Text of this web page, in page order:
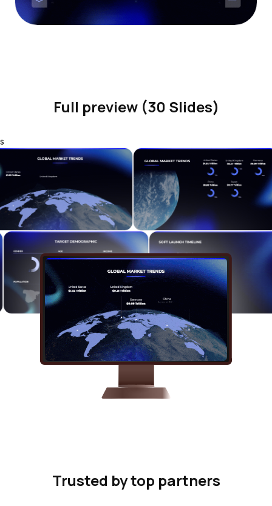
Full preview (30 Slides)
s
Trusted by top partners